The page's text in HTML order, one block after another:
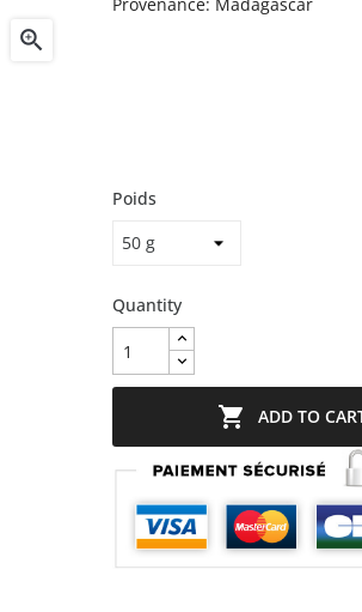

Poids
Quantity
 ADD TO